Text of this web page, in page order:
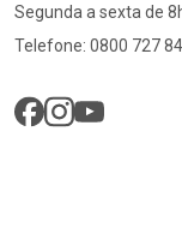
Segunda a sexta de
Telefone: 0800 727